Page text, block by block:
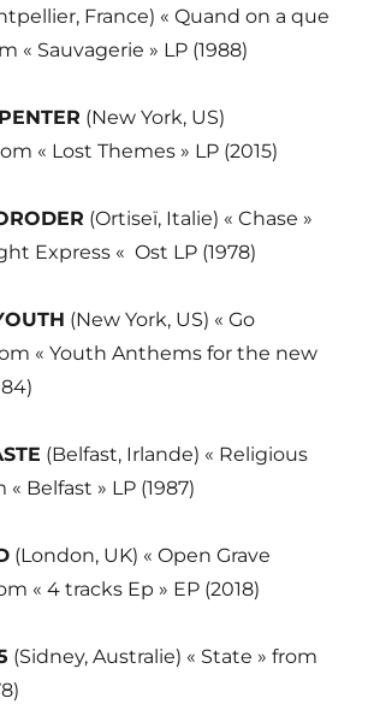
France) « Quand on a que
« Sauvagerie » LP (1988)
(New York, US)
« Lost Themes » LP (2015)
(Ortiseï, Italie) « Chase »
Express « Ost LP (1978)
(New York, US) « Go
« Youth Anthems for the new
(Belfast, Irlande) « Religious
« Belfast » LP (1987)
(London, UK) « Open Grave
« 4 tracks Ep » EP (2018)
(Sidney, Australie) « State » from